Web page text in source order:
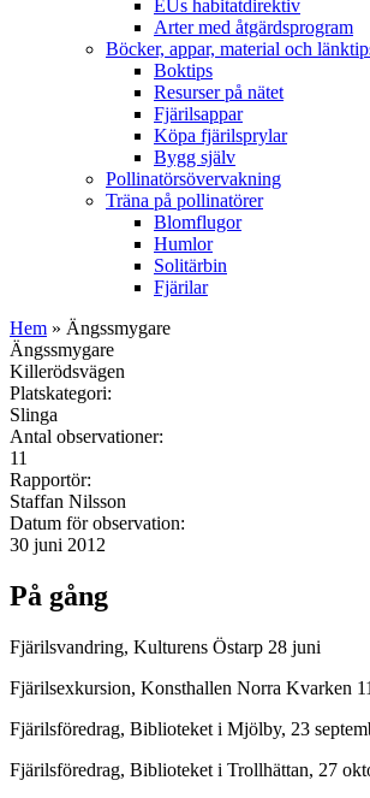
EUs habitatdirektiv
Arter med åtgärdsprogram
Böcker, appar, material och
Boktips
Resurser på nätet
Fjärilsappar
Köpa fjärilsprylar
Bygg själv
Pollinatörsövervakning
Träna på pollinatörer
Blomflugor
Humlor
Solitärbin
Fjärilar
Hem » Ängssmygare
Ängssmygare
Killerödsvägen
Platskategori:
Slinga
Antal observationer:
11
Rapportör:
Staffan Nilsson
Datum för observation:
30 juni 2012
På gång
Fjärilsvandring, Kulturens Östarp 28 juni
Fjärilsexkursion, Konsthallen Norra Kvarken
Fjärilsföredrag, Biblioteket i Mjölby, 23
Fjärilsföredrag, Biblioteket i Trollhättan, 27